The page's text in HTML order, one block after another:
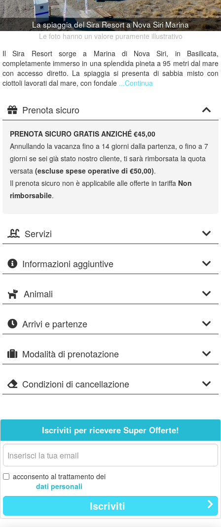
La spiaggia del Sira Resort a Nova Siri Marina
Le foto hanno un valore puramente illustrativo
Il Sira Resort sorge a Marina di Nova Siri, in Basilicata,
completamente immerso in una splendida pineta a 95 metri dal mare
con accesso diretto. La spiaggia si presenta di sabbia misto con
ciottoli lavorati dal mare, con fondale ...Continua
Prenota sicuro
PRENOTA SICURO GRATIS ANZICHÉ €45,00
Annullando la vacanza fino a 14 giorni dalla partenza, o fino a 7
giorni se sei già stato nostro cliente, ti sarà rimborsata la quota
versata (escluse spese operative di €50,00).
Il prenota sicuro non è applicabile alle offerte in tariffa Non
rimborsabile.
Servizi
Informazioni aggiuntive
Animali
Arrivi e partenze
Modalità di prenotazione
Condizioni di cancellazione
Iscriviti per ricevere Super Offerte!
La
tua
email
acconsento al trattamento dei
dati personali
Iscriviti